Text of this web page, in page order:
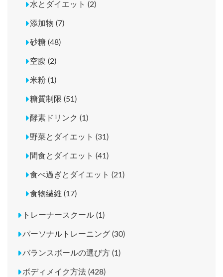
水とダイエット (2)
添加物 (7)
砂糖 (48)
空腹 (2)
米粉 (1)
糖質制限 (51)
酵素ドリンク (1)
野菜とダイエット (31)
間食とダイエット (41)
食べ過ぎとダイエット (21)
食物繊維 (17)
トレーナースクール (1)
パーソナルトレーニング (30)
バランスボールの選び方 (1)
ボディメイク方法 (428)